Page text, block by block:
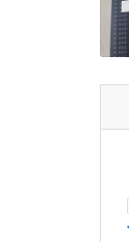
·
·
· 일
· ‘
2장.
·
·
·